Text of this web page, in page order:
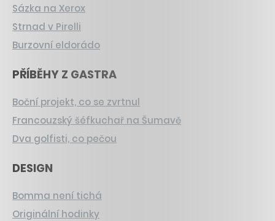
Sázka na Xerox
Strnad v Pirelli
Burzovní eldorádo
PŘÍBĚHY Z GASTRA
Boční projekt, co se zvrtnul
Francouzský šéfkuchař na Šumavě
Dva golfisti, co pečou
DESIGN
Bomma není tichá
Originální hodinky